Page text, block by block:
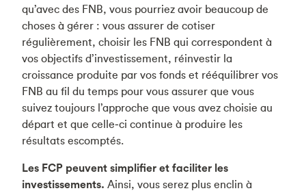
qu’avec des FNB, vous pourriez avoir beaucoup de
choses à gérer : vous assurer de cotiser
régulièrement, choisir les FNB qui correspondent à
vos objectifs d’investissement, réinvestir la
croissance produite par vos fonds et rééquilibrer vos
FNB au fil du temps pour vous assurer que vous
suivez toujours l’approche que vous avez choisie au
départ et que celle‑ci continue à produire les
résultats escomptés.
Les FCP peuvent simplifier et faciliter les
investissements. Ainsi, vous serez plus enclin à